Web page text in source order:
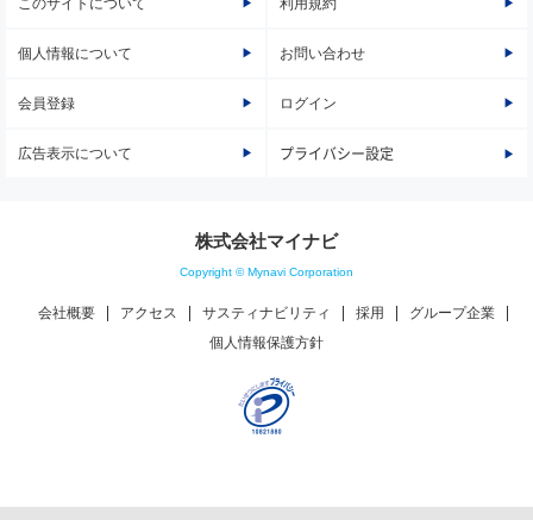
このサイトについて 利用規約
個人情報について お問い合わせ
会員登録 ログイン
広告表示について プライバシー設定
株式会社マイナビ
Copyright © Mynavi Corporation
会社概要 アクセス サスティナビリティ 採用
グループ企業
個人情報保護方針